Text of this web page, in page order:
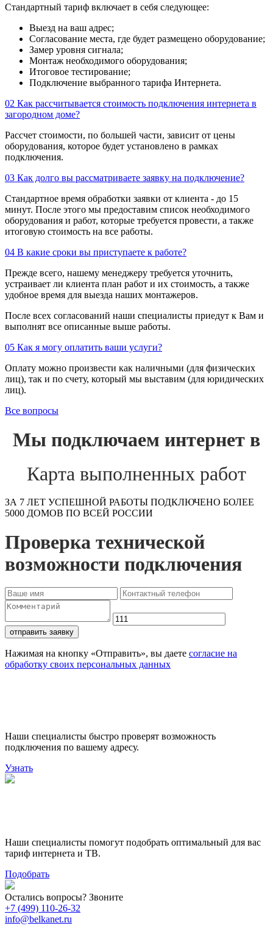
Стандартный тариф включает в себя следующее:
Выезд на ваш адрес;
Согласование места, где будет размещено оборудование;
Замер уровня сигнала;
Монтаж необходимого оборудования;
Итоговое тестирование;
Подключение выбранного тарифа Интернета.
02 Как рассчитывается стоимость подключения интернета в
загородном доме?
Рассчет стоимости, по большей части, зависит от цены
оборудования, которое будет установлено в рамках
подключения.
03 Как долго вы рассматриваете заявку на подключение?
Стандартное время обработки заявки от клиента - до 15
минут. После этого мы предоставим список необходимого
оборудования и работ, которые требуется провести, а также
итоговую стоимость на все работы.
04 В какие сроки вы приступаете к работе?
Прежде всего, нашему менеджеру требуется уточнить,
устраивает ли клиента план работ и их стоимость, а также
удобное время для выезда наших монтажеров.
После всех согласований наши специалисты приедут к Вам и
выполнят все описанные выше работы.
05 Как я могу оплатить ваши услуги?
Оплату можно произвести как наличными (для физических
лиц), так и по счету, который мы выставим (для юридических
лиц).
Все вопросы
Мы подключаем интернет в
Карта выполненных работ
ЗА 7 ЛЕТ УСПЕШНОЙ РАБОТЫ ПОДКЛЮЧЕНО БОЛЕЕ
5000 ДОМОВ ПО ВСЕЙ РОССИИ
Проверка технической
возможности подключения
отправить заявку
Нажимая на кнопку «Отправить», вы даете согласие на
обработку своих персональных данных
Наши специалисты быстро проверят возможность
подключения по вашему адресу.
Узнать
Наши специалисты помогут подобрать оптимальный для вас
тариф интернета и ТВ.
Подобрать
Остались вопросы? Звоните
+7 (499) 110-26-32
info@belkanet.ru